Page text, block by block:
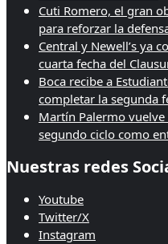
Cuti Romero, el gran
para reforzar la
Central y Newell’s ya
cuarta fecha del
Boca recibe a
completar la segunda
Martín Palermo vuelve
segundo ciclo como
Nuestras redes
Youtube
Twitter/X
Instagram